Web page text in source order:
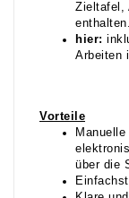
Zieltafel,
enthalten.
hier:
Arbeiten
Vorteile
über die